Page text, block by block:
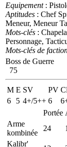
Equipement:
Aptitudes : Chef
Meneur, Meneur
Mots-clés :
Personnage,
Mots-clés de
Boss de Guerre
75
M E SV PV
6
5 4+/5++ 6
Portée
Arme
kombinée
24 1
Kalibr'